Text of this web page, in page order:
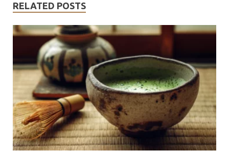
RELATED POSTS